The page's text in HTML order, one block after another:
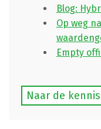
Blog:
Op weg
Empty
Naar de